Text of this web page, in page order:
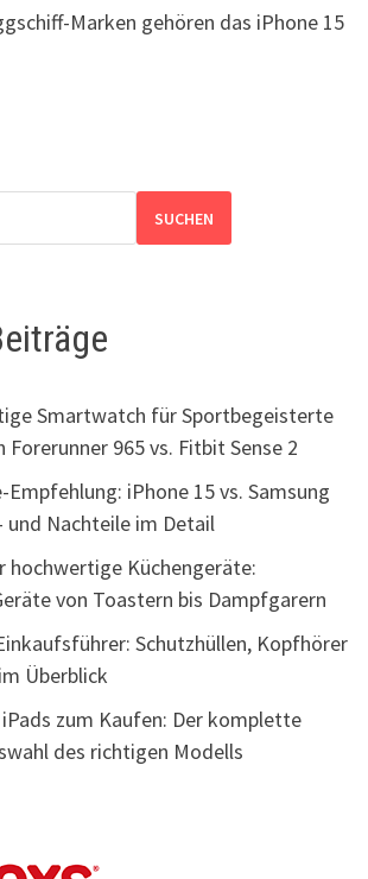
Marken gehören das iPhone 15
SUCHEN
Smartwatch für Sportbegeisterte
Forerunner 965 vs. Fitbit Sense 2
iPhone 15 vs. Samsung
und Nachteile im Detail
hochwertige Küchengeräte:
von Toastern bis Dampfgarern
Schutzhüllen, Kopfhörer
Überblick
zum Kaufen: Der komplette
des richtigen Modells